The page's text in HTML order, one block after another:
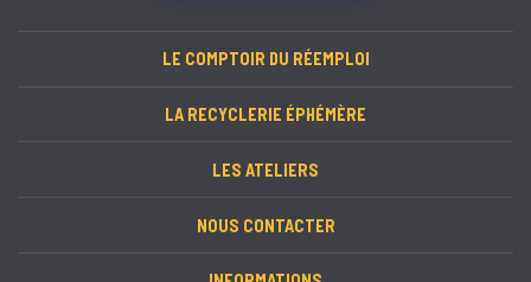
LE COMPTOIR DU RÉEMPLOI
LA RECYCLERIE ÉPHÉMÈRE
LES ATELIERS
NOUS CONTACTER